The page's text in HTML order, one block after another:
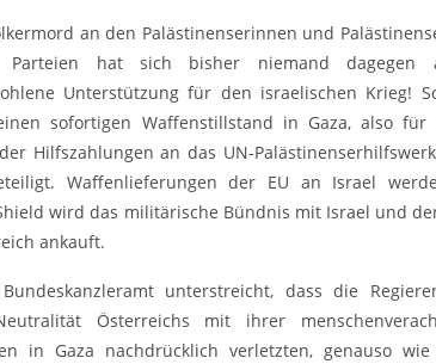
an den Palästinenserinnen und
Parteien hat sich bisher niemand dagegen
Unterstützung für den israelischen Krieg!
sofortigen Waffenstillstand in Gaza, also für
Hilfszahlungen an das UN-
Waffenlieferungen der EU an Israel
wird das militärische Bündnis mit Israel und
ankauft.
unterstreicht, dass die
Österreichs mit ihrer
in Gaza nachdrücklich verletzten, genauso